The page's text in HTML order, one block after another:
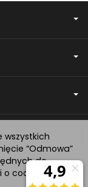
wszystkich
“Odmowa”
do
o cookie w